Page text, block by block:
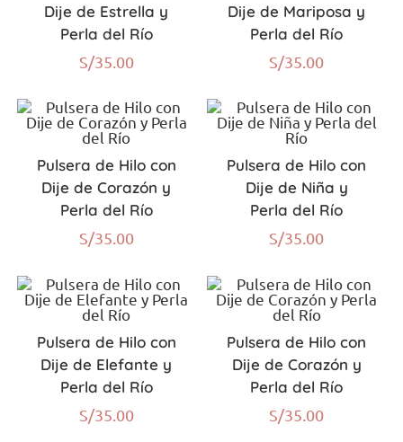
Dije de Estrella y
Perla del Río
S/35.00
Dije de Mariposa y
Perla del Río
S/35.00
Pulsera de Hilo con
Dije de Corazón y
Perla del Río
S/35.00
Pulsera de Hilo con
Dije de Niña y
Perla del Río
S/35.00
Pulsera de Hilo con
Dije de Elefante y
Perla del Río
S/35.00
Pulsera de Hilo con
Dije de Corazón y
Perla del Río
S/35.00